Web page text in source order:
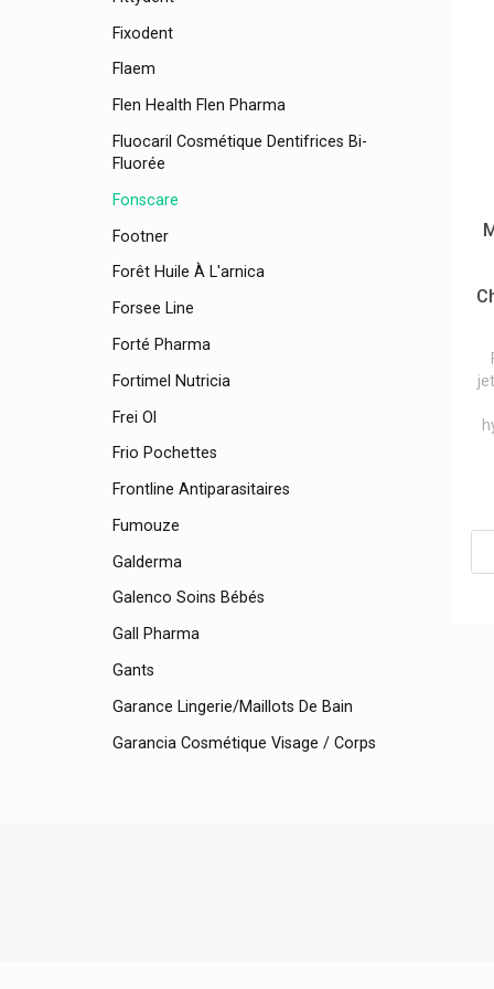
Fixodent
Flaem
Flen Health Flen Pharma
Fluocaril Cosmétique Dentifrices Bi-
Fluorée
Fonscare
Footner
Forêt Huile À L'arnica
Forsee Line
Forté Pharma
Fortimel Nutricia
Frei Ol
Frio Pochettes
Frontline Antiparasitaires
Fumouze
Galderma
Galenco Soins Bébés
Gall Pharma
Gants
Garance Lingerie/maillots De Bain
Garancia Cosmétique Visage / Corps